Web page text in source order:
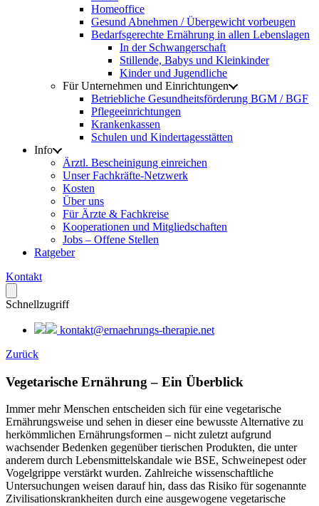
Homeoffice
Gesund Abnehmen / Übergewicht vorbeugen
Bedarfsgerechte Ernährung in allen Lebenslagen
In der Schwangerschaft
Stillende, Babys und Kleinkinder
Kinder und Jugendliche
Für Unternehmen und Einrichtungen
Betriebliche Gesundheitsförderung BGM / BGF
Pflegeeinrichtungen
Krankenkassen
Schulen und Kindertagesstätten
Info
Ärztl. Bescheinigung einreichen
Unser Fachkräfte-Netzwerk
Kosten
Über uns
Für Ärzte & Fachkreise
Kooperationen und Mitgliedschaften
Jobs – Offene Stellen
Ratgeber
Kontakt
Schnellzugriff
kontakt@ernaehrungs-therapie.net
Zurück
Vegetarische Ernährung – Ein Überblick
Immer mehr Menschen entscheiden sich für eine vegetarische
Ernährungsweise und sehen in dieser eine bewusste Alternative zu
herkömmlichen Ernährungsformen – nicht zuletzt aufgrund
wachsender Bedenken gegenüber tierischen Produkten, die unter
anderem durch Lebensmittelskandale wie BSE, Schweinepest oder
Vogelgrippe verstärkt wurden. Zahlreiche wissenschaftliche
Untersuchungen weisen darauf hin, dass das Risiko für sogenannte
Zivilisationskrankheiten durch eine ausgewogene vegetarische